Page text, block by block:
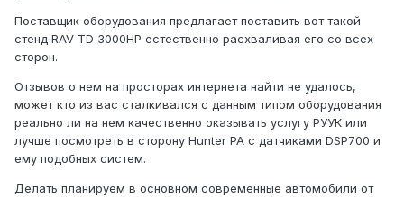
Поставщик оборудования предлагает поставить вот такой
стенд RAV TD 3000HP естественно расхваливая его со всех
сторон.
Отзывов о нем на просторах интернета найти не удалось,
может кто из вас сталкивался с данным типом оборудования
реально ли на нем качественно оказывать услугу РУУК или
лучше посмотреть в сторону Hunter PA c датчиками DSP700 и
ему подобных систем.
Делать планируем в основном современные автомобили от